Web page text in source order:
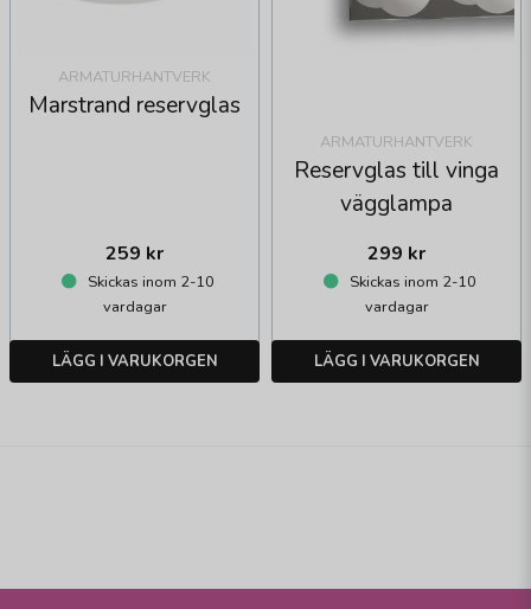
ARMATURHANTVERK
Marstrand reservglas
259 kr
Skickas inom 2-10
vardagar
LÄGG I VARUKORGEN
ARMATURHANTVERK
Reservglas till vinga
vägglampa
299 kr
Skickas inom 2-10
vardagar
LÄGG I VARUKORGEN